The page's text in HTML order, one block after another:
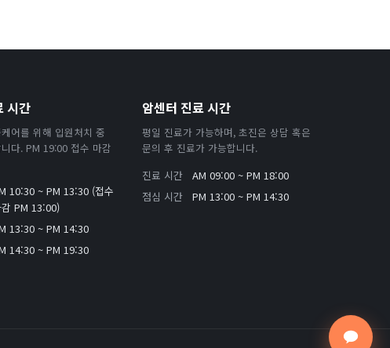
시간
어를 위해 입원처치 중
다. PM 19:00 접수 마감
10:30 ~ PM 13:30 (접수
감 PM 13:00)
13:30 ~ PM 14:30
14:30 ~ PM 19:30
암센터 진료 시간
평일 진료가 가능하며, 초진은 상담 혹은
문의 후 진료가 가능합니다.
진료 시간
AM 09:00 ~ PM 18:00
점심 시간
PM 13:00 ~ PM 14:30